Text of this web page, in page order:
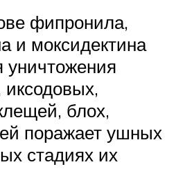
фипронила,
и моксидектина
уничтожения
иксодовых,
блох,
поражает ушных
стадиях их